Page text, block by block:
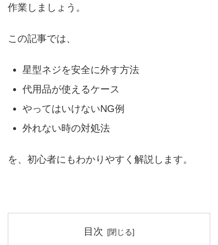
作業しましょう。
この記事では、
星型ネジを安全に外す方法
代用品が使えるケース
やってはいけないNG例
外れない時の対処法
を、初心者にもわかりやすく解説します。
目次